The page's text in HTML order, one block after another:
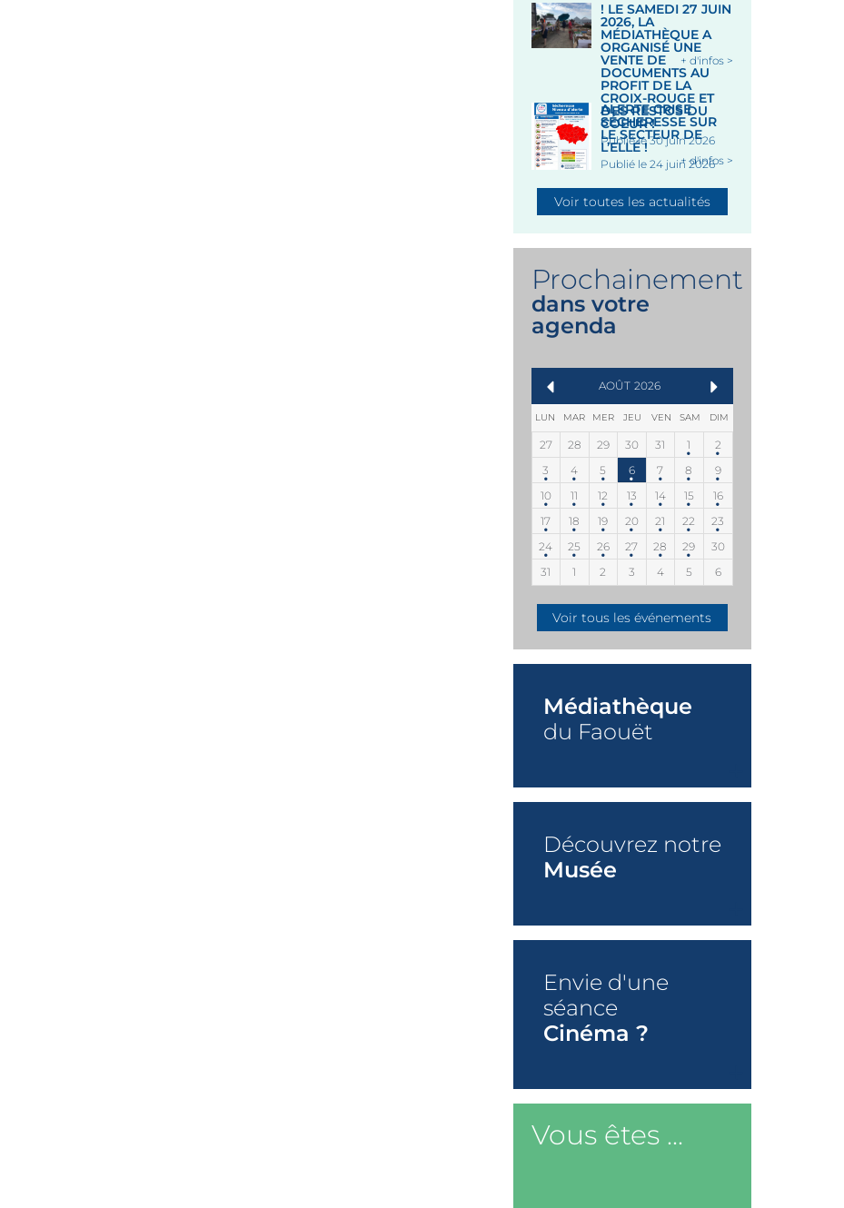
! LE SAMEDI 27 JUIN
2026, LA
MÉDIATHÈQUE A
ORGANISÉ UNE
VENTE DE
DOCUMENTS AU
PROFIT DE LA
CROIX-ROUGE ET
DES RESTOS DU
COEUR !
Publié le 30 juin 2026
+ d'infos >
ALERTE CRISE
SÉCHERESSE SUR
LE SECTEUR DE
L’ELLÉ !
Publié le 24 juin 2026
+ d'infos >
Voir toutes les actualités
Prochainement
dans votre
agenda
AOÛT 2026
LUN MAR MER JEU VEN SAM DIM
27 28 29 30 31 1
2
3
4 5 6 7 8
9
10
11 12 13 14 15
16
17
18 19 20 21 22
23
24
25 26 27 28 29
30
31
1 2 3 4 5 6
Voir tous les événements
Médiathèque
du Faouët
Découvrez notre
Musée
Envie d'une
séance
Cinéma ?
Vous êtes ...